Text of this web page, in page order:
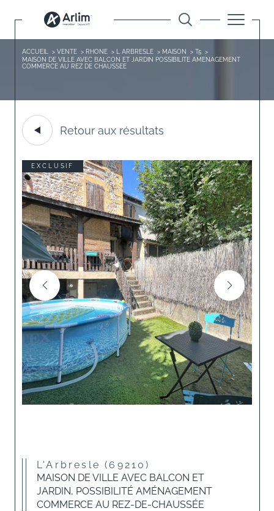
ACCUEIL VENTE RHONE L ARBRESLE MAISON
T5
MAISON DE VILLE AVEC BALCON ET JARDIN POSSIBILITE AMENAGEMENT
COMMERCE AU REZ DE CHAUSSEE
Retour aux résultats
EXCLUSIF
L'Arbresle (69210)
MAISON DE VILLE AVEC BALCON ET
JARDIN, POSSIBILITÉ AMÉNAGEMENT
COMMERCE AU REZ-DE-CHAUSSÉE